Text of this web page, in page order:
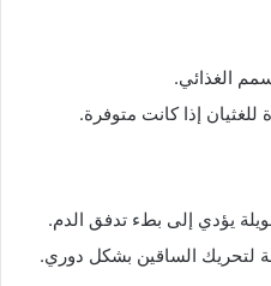
الغذائي.
للغثيان إذا كانت متوفرة.
يؤدي إلى بطء تدفق الدم.
لتحريك الساقين بشكل دوري.